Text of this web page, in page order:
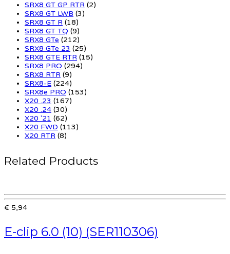
SRX8 GT GP RTR (2)
SRX8 GT LWB (3)
SRX8 GT R (18)
SRX8 GT TQ (9)
SRX8 GTe (212)
SRX8 GTe 23 (25)
SRX8 GTE RTR (15)
SRX8 PRO (294)
SRX8 RTR (9)
SRX8-E (224)
SRX8e PRO (153)
X20 .23 (167)
X20 .24 (30)
X20 '21 (62)
X20 FWD (113)
X20 RTR (8)
Related Products
€ 5,94
E-clip 6.0 (10) (SER110306)